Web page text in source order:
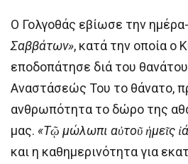
Ο Γολγοθάς εβίωσε την
Σαββάτων», κατά την οποία ο
εποδοπάτησε διά του
Αναστάσεώς Του το θάνατο,
ανθρωπότητα το δώρο της
μας. «Τῷ μώλωπι αὐτοῦ ἡμεῖς
και η καθημερινότητα για